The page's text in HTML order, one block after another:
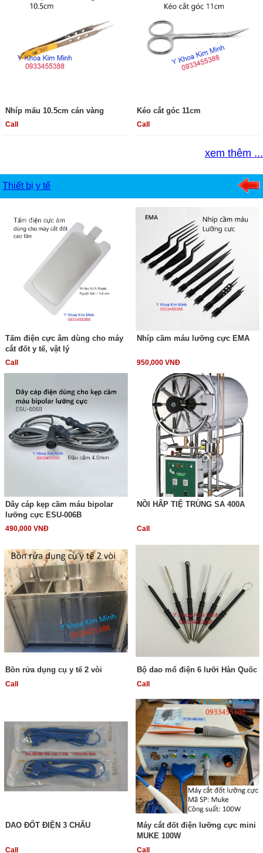
Nhíp mấu 10.5cm cán vàng
Call
Kéo cắt góc 11cm
Call
xem thêm ...
Thiết bị y tế
Tấm điện cực âm dùng cho máy
cắt đốt y tế, vật lý
Call
Nhíp cầm máu lưỡng cực EMA
950,000 VNĐ
Dây cáp kẹp cầm máu bipolar
lưỡng cực ESU-006B
490,000 VNĐ
NỒI HẤP TIỆ TRÙNG SA 400A
Call
Bồn rửa dụng cụ y tế 2 vòi
Call
Bộ dao mổ điện 6 lưỡi Hàn Quốc
Call
DAO ĐỐT ĐIỆN 3 CHẤU
Call
Máy cắt đốt điện lưỡng cực mini
MUKE 100W
Call